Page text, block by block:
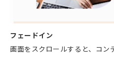
フェードイン
画面をスクロールすると、コ